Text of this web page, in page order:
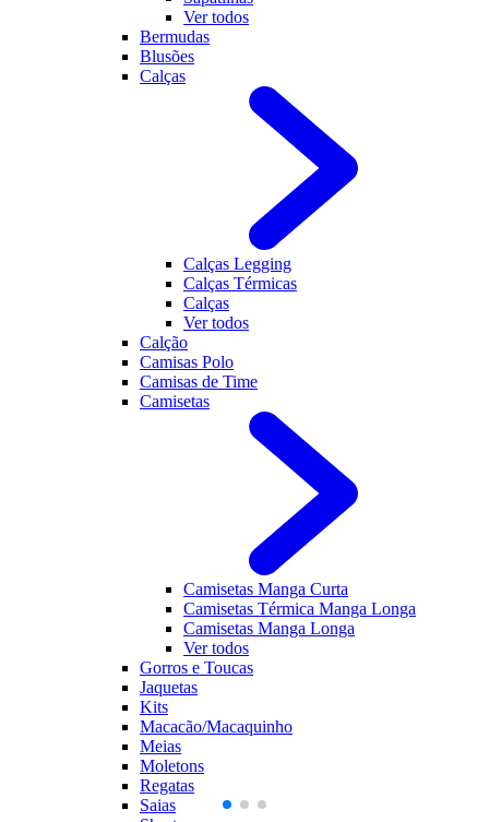
Ver todos
Bermudas
Blusões
Calças
Calças Legging
Calças Térmicas
Calças
Ver todos
Calção
Camisas Polo
Camisas de Time
Camisetas
Camisetas Manga Curta
Camisetas Térmica Manga Longa
Camisetas Manga Longa
Ver todos
Gorros e Toucas
Jaquetas
Kits
Macacão/Macaquinho
Meias
Moletons
Regatas
Saias